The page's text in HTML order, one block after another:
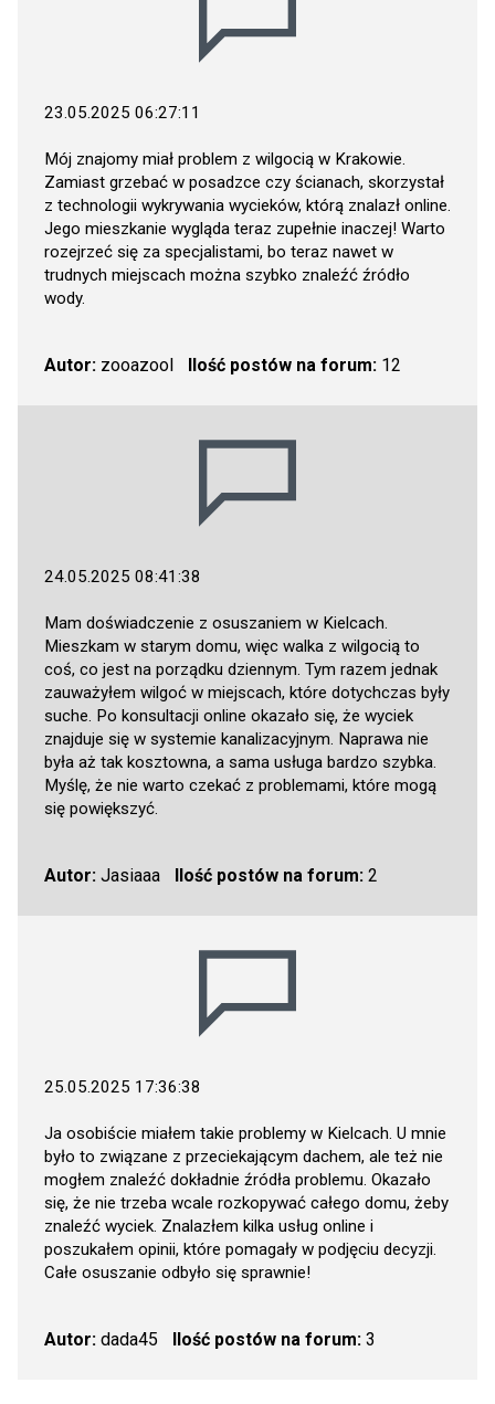
23.05.2025 06:27:11
Mój znajomy miał problem z wilgocią w Krakowie.
Zamiast grzebać w posadzce czy ścianach, skorzystał
z technologii wykrywania wycieków, którą znalazł online.
Jego mieszkanie wygląda teraz zupełnie inaczej! Warto
rozejrzeć się za specjalistami, bo teraz nawet w
trudnych miejscach można szybko znaleźć źródło
wody.
Autor: zooazool Ilość postów na forum:12
24.05.2025 08:41:38
Mam doświadczenie z osuszaniem w Kielcach.
Mieszkam w starym domu, więc walka z wilgocią to
coś, co jest na porządku dziennym. Tym razem jednak
zauważyłem wilgoć w miejscach, które dotychczas były
suche. Po konsultacji online okazało się, że wyciek
znajduje się w systemie kanalizacyjnym. Naprawa nie
była aż tak kosztowna, a sama usługa bardzo szybka.
Myślę, że nie warto czekać z problemami, które mogą
się powiększyć.
Autor: Jasiaaa Ilość postów na forum:2
25.05.2025 17:36:38
Ja osobiście miałem takie problemy w Kielcach. U mnie
było to związane z przeciekającym dachem, ale też nie
mogłem znaleźć dokładnie źródła problemu. Okazało
się, że nie trzeba wcale rozkopywać całego domu, żeby
znaleźć wyciek. Znalazłem kilka usług online i
poszukałem opinii, które pomagały w podjęciu decyzji.
Całe osuszanie odbyło się sprawnie!
Autor: dada45 Ilość postów na forum:3